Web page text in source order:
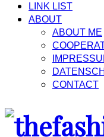
LINK LIST
ABOUT
ABOUT ME
CONTACT